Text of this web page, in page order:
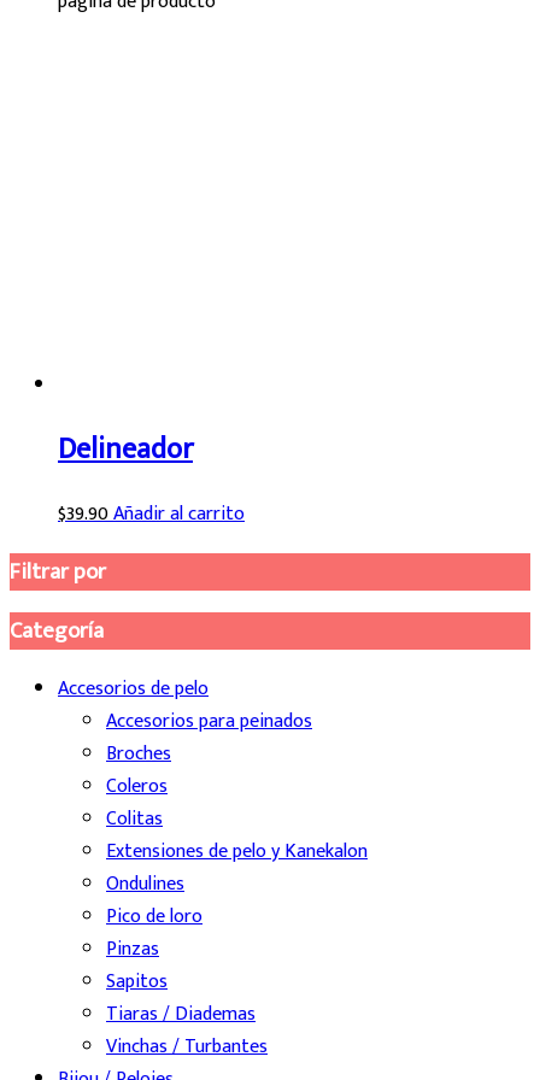
Delineador
$39.90Añadir al carrito
Filtrar por
Categoría
Accesorios de pelo
Accesorios para peinados
Broches
Coleros
Colitas
Extensiones de pelo y Kanekalon
Ondulines
Pico de loro
Pinzas
Sapitos
Tiaras / Diademas
Vinchas / Turbantes